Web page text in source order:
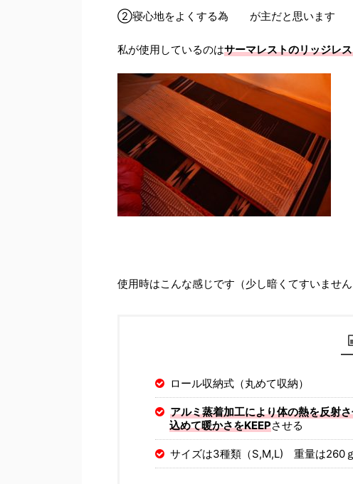
②寝心地をよくする為 が主だと思います
私が使用しているのはサーマレストのリッジレ
使用時はこんな感じです（少し暗くてすいません
ロール収納式（丸めて収納）
アルミ蒸着加工により体の熱を反射
込めて暖かさをKEEPさせる
サイズは3種類（S,M,L) 重量は260